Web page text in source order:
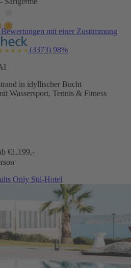
mit einer Zustimmung
(3373) 98%
in idyllischer Bucht
Wassersport, Tennis & Fitness
€1.199,-
Only Stil-Hotel